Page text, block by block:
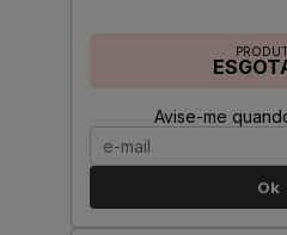
Avise-me
Ok